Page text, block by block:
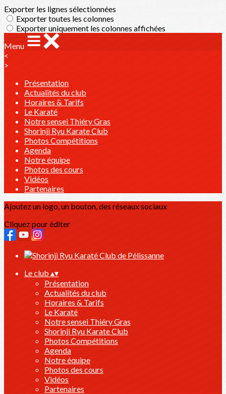
Exporter les lignes sélectionnées
Exporter toutes les colonnes
Exporter uniquement les colonnes affichées
Menu
<
>
Présentation
Actualités du club
Horaires & Tarifs
Le Karaté
Notre sensei Thiéry Gras
Shorinji Ryu Karate Club
Photos Compétitions
Agenda
Notre équipe
Photos des cours
Vidéos
Partenaires
Ajoutez un logo, un bouton, des réseaux sociaux
Cliquez pour éditer
Le club ▴▾
Présentation
Actualités du club
Horaires & Tarifs
Le Karaté
Notre sensei Thiéry Gras
Shorinji Ryu Karate Club
Photos Compétitions
Agenda
Notre équipe
Photos des cours
Vidéos
Partenaires